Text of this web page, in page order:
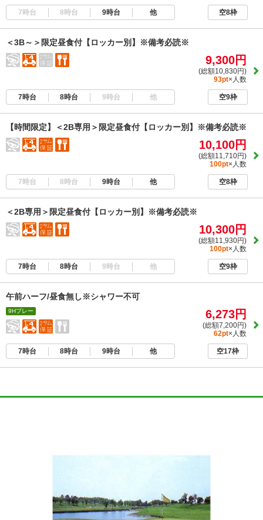
7時台 8時台 9時台 他 空8枠
＜3B～＞限定昼食付【ロッカー別】※備考必読※
9,300円
(総額10,830円)
93pt×人数
7時台 8時台 9時台 他 空9枠
【時間限定】＜2B専用＞限定昼食付【ロッカー別】※備考必読※
10,100円
(総額11,710円)
100pt×人数
7時台 8時台 9時台 他 空8枠
＜2B専用＞限定昼食付【ロッカー別】※備考必読※
10,300円
(総額11,930円)
100pt×人数
7時台 8時台 9時台 他 空9枠
午前ハーフ/昼食無し※シャワー不可
9Hプレー 6,273円
(総額7,200円)
62pt×人数
7時台 8時台 9時台 他 空17枠